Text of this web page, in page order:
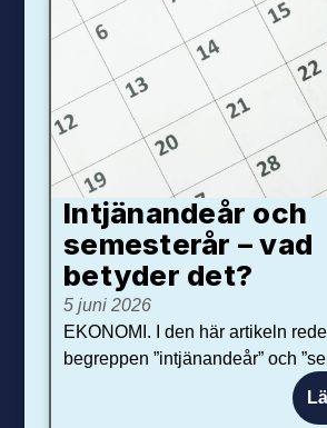
Intjänandeår och
semesterår – vad
betyder det?
5 juni 2026
EKONOMI. I den här artikeln
begreppen ”intjänandeår” och